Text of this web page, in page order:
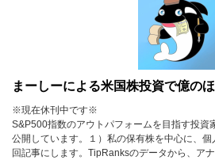
まーしーによる米国株投資で億の
※現在休刊中です※
S&P500指数のアウトパフォームを目指す投資
公開しています。１）私の保有株を中心に、
回記事にします。TipRanksのデータから、ア